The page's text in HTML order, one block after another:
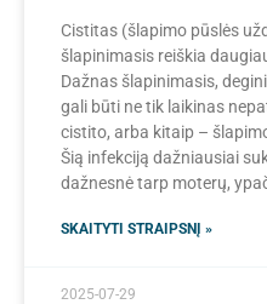
Cistitas (šlapimo pūslės
šlapinimasis reiškia
Dažnas šlapinimasis,
gali būti ne tik laikinas
cistito, arba kitaip –
Šią infekciją dažniausiai
dažnesnė tarp moterų,
SKAITYTI STRAIPSNĮ »
2025-07-29